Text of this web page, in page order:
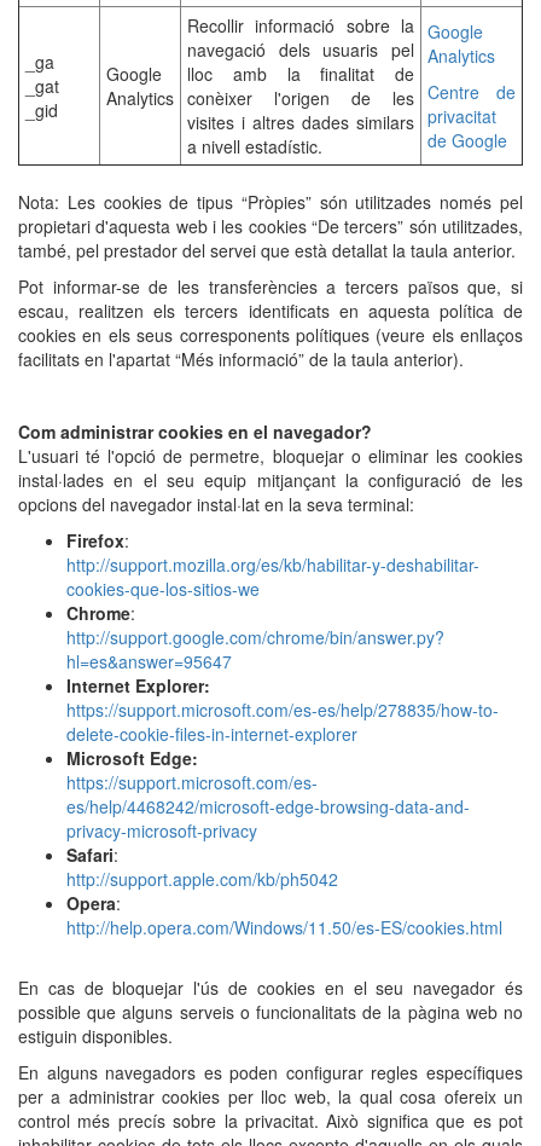
_ga
_gat
_gid
Google
Analytics
Recollir informació sobre la
navegació dels usuaris pel
lloc amb la finalitat de
conèixer l'origen de les
visites i altres dades similars
a nivell estadístic.
Google
Analytics
Centre de
privacitat
de Google
Nota: Les cookies de tipus “Pròpies” són utilitzades només pel
propietari d'aquesta web i les cookies “De tercers” són utilitzades,
també, pel prestador del servei que està detallat la taula anterior.
Pot informar-se de les transferències a tercers països que, si
escau, realitzen els tercers identificats en aquesta política de
cookies en els seus corresponents polítiques (veure els enllaços
facilitats en l'apartat “Més informació” de la taula anterior).
Com administrar cookies en el navegador?
L'usuari té l'opció de permetre, bloquejar o eliminar les cookies
instal·lades en el seu equip mitjançant la configuració de les
opcions del navegador instal·lat en la seva terminal:
Firefox:
http://support.mozilla.org/es/kb/habilitar-y-deshabilitar-
cookies-que-los-sitios-we
Chrome:
http://support.google.com/chrome/bin/answer.py?
hl=es&answer=95647
Internet Explorer:
https://support.microsoft.com/es-es/help/278835/how-to-
delete-cookie-files-in-internet-explorer
Microsoft Edge:
https://support.microsoft.com/es-
es/help/4468242/microsoft-edge-browsing-data-and-
privacy-microsoft-privacy
Safari:
http://support.apple.com/kb/ph5042
Opera:
http://help.opera.com/Windows/11.50/es-ES/cookies.html
En cas de bloquejar l'ús de cookies en el seu navegador és
possible que alguns serveis o funcionalitats de la pàgina web no
estiguin disponibles.
En alguns navegadors es poden configurar regles específiques
per a administrar cookies per lloc web, la qual cosa ofereix un
control més precís sobre la privacitat. Això significa que es pot